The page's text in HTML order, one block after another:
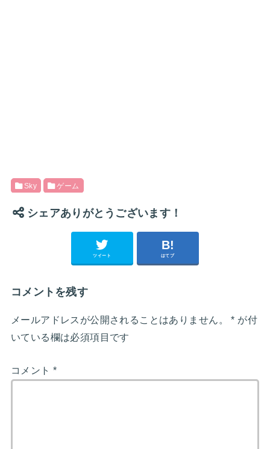
Sky ゲーム
シェアありがとうございます！
ツイート はてブ
コメントを残す
メールアドレスが公開されることはありません。 * が付
いている欄は必須項目です
コメント *